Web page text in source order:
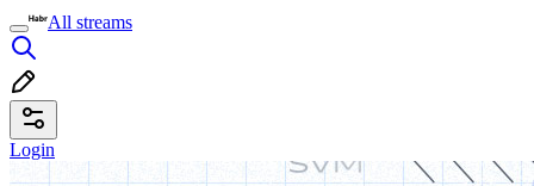
All streams
Login